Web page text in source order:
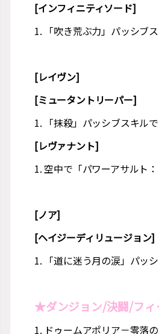
[インフィニティソード]
1. 「吹き荒ぶ力」パッシブ
[レイヴン]
[ミュータントリーパー]
1. 「抹殺」パッシブスキル
[レヴァナント]
1. 空中で「パワーアサルト
[ノア]
[ヘイジーディリュージョン]
1. 「道に迷う月の涙」パッ
★ダンジョン/決闘/フィ
1. ドゥームアポリア－零落